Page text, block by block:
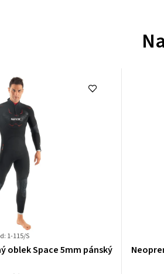
1-115/S
Průměrné
oblek Space 5mm pánský